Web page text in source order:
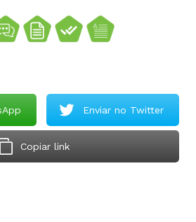
Enviar no Twitter
Copiar link